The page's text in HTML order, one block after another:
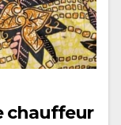
chauffeur